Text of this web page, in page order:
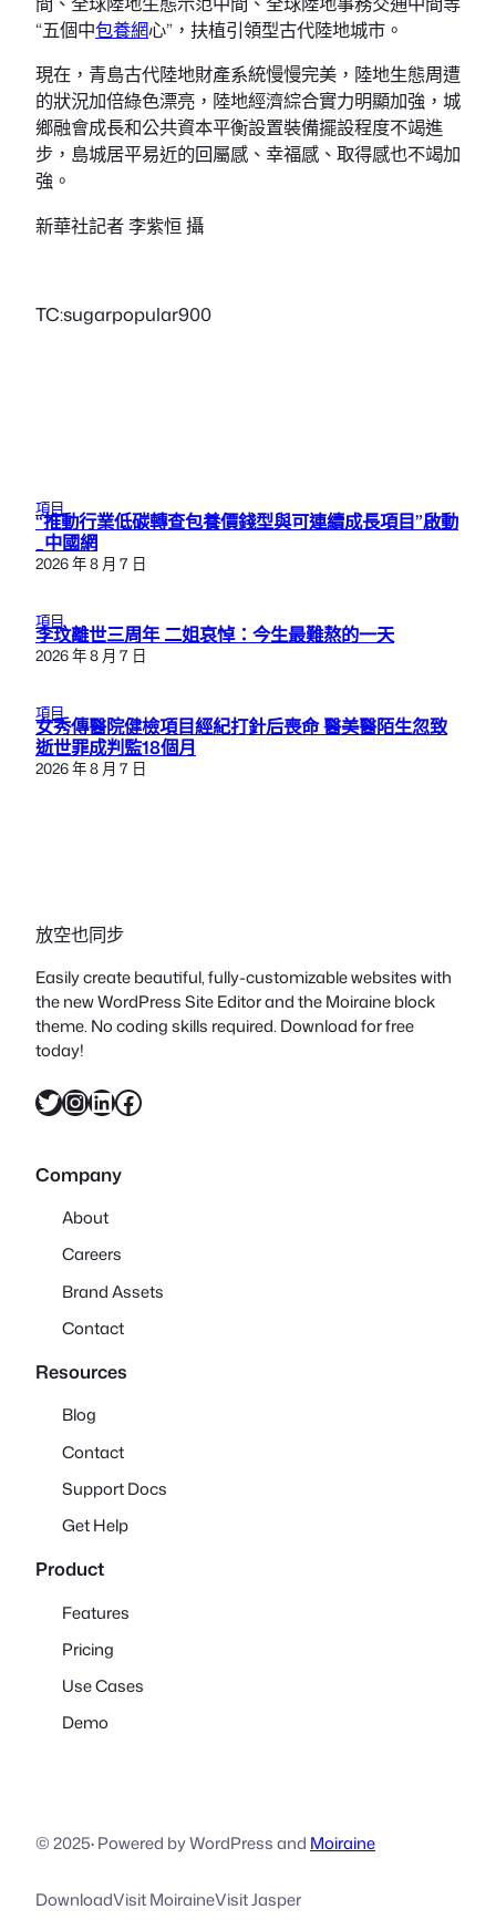
“五個中包養網心”，扶植引領型古代陸地城市。
現在，青島古代陸地財產系統慢慢完美，陸地生態周遭
的狀況加倍綠色漂亮，陸地經濟綜合實力明顯加強，城
鄉融會成長和公共資本平衡設置裝備擺設程度不竭進
步，島城居平易近的回屬感、幸福感、取得感也不竭加
強。
新華社記者 李紫恒 攝
TC:sugarpopular900
項目
“推動行業低碳轉查包養價錢型與可連續成長項目”啟動
_中國網
2026 年 8 月 7 日
項目
李玟離世三周年 二姐哀悼：今生最難熬的一天
2026 年 8 月 7 日
項目
女秀傳醫院健檢項目經紀打針后喪命 醫美醫陌生忽致
逝世罪成判監18個月
2026 年 8 月 7 日
放空也同步
Easily create beautiful, fully-customizable websites with
the new WordPress Site Editor and the Moiraine block
theme. No coding skills required. Download for free
today!
X InstagramLinkedIn Facebook
Company
About
Careers
Brand Assets
Contact
Resources
Blog
Contact
Support Docs
Get Help
Product
Features
Pricing
Use Cases
Demo
© 2025·Powered by WordPress and Moiraine
DownloadVisit MoiraineVisit Jasper